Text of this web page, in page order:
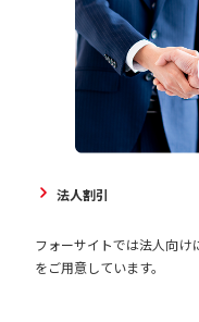
法人割引
フォーサイトでは法人向け
をご用意しています。